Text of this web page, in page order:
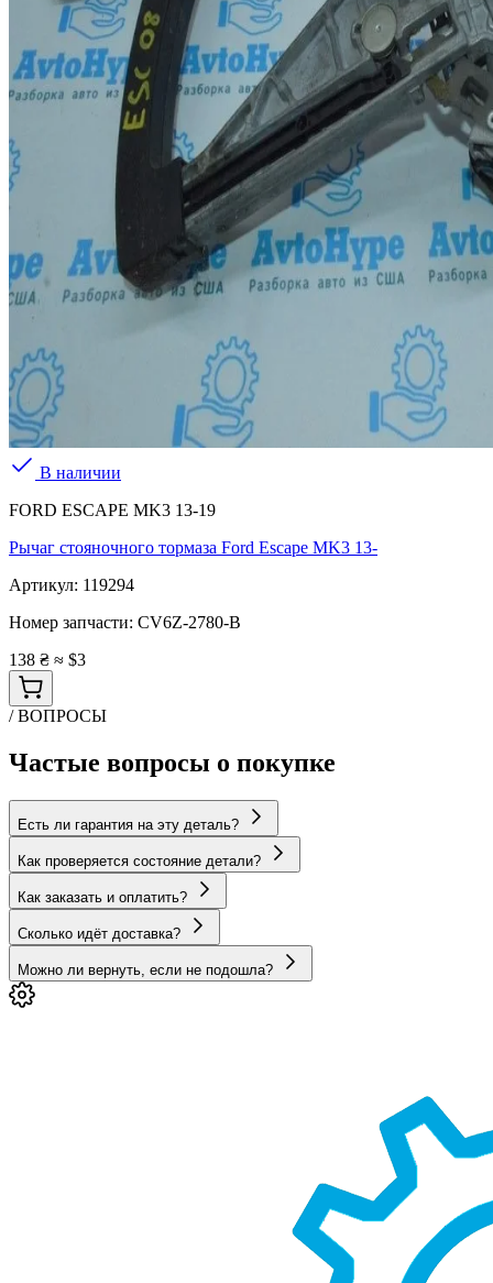
В наличии
FORD ESCAPE MK3 13-19
Рычаг стояночного тормаза Ford Escape MK3 13-
Артикул: 119294
Номер запчасти: CV6Z-2780-B
138 ₴ ≈ $3
/ ВОПРОСЫ
Частые вопросы о покупке
Есть ли гарантия на эту деталь?
Как проверяется состояние детали?
Как заказать и оплатить?
Сколько идёт доставка?
Можно ли вернуть, если не подошла?